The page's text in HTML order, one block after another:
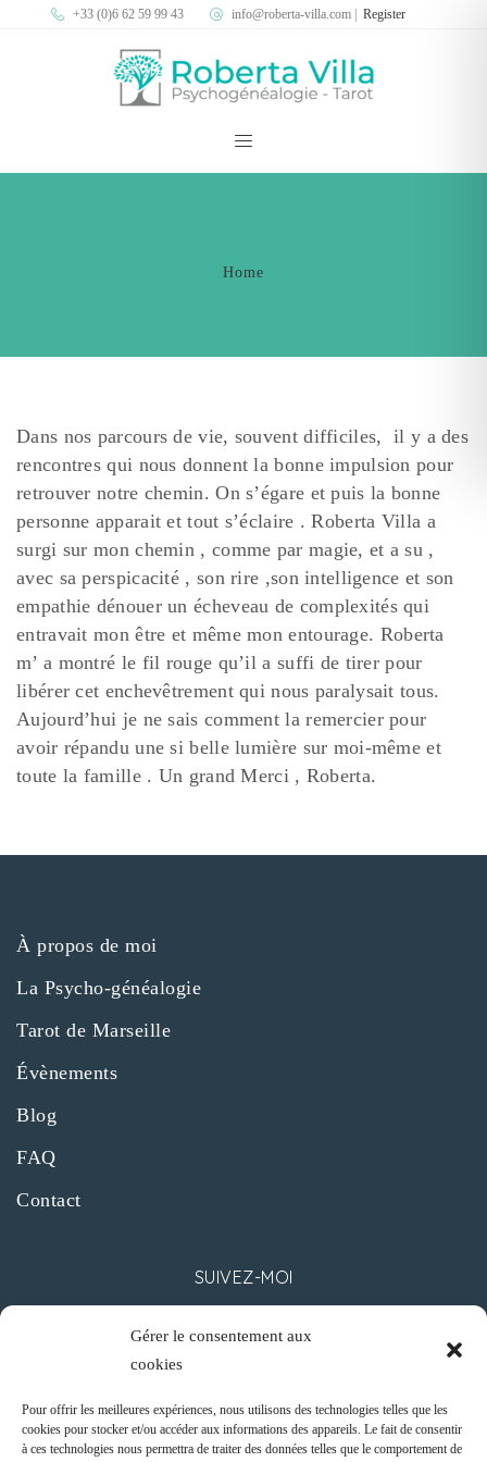
Gérer le consentement aux
cookies
Pour offrir les meilleures expériences, nous utilisons des technologies telles que les
cookies pour stocker et/ou accéder aux informations des appareils. Le fait de consentir
à ces technologies nous permettra de traiter des données telles que le comportement de
+33 (0)6 62 59 99 43 info@roberta-villa.com| Register
Home
Dans nos parcours de vie, souvent difficiles, il y a des
rencontres qui nous donnent la bonne impulsion pour
retrouver notre chemin. On s’égare et puis la bonne
personne apparait et tout s’éclaire . Roberta Villa a
surgi sur mon chemin , comme par magie, et a su ,
avec sa perspicacité , son rire ,son intelligence et son
empathie dénouer un écheveau de complexités qui
entravait mon être et même mon entourage. Roberta
m’ a montré le fil rouge qu’il a suffi de tirer pour
libérer cet enchevêtrement qui nous paralysait tous.
Aujourd’hui je ne sais comment la remercier pour
avoir répandu une si belle lumière sur moi-même et
toute la famille . Un grand Merci , Roberta.
À propos de moi
La Psycho-généalogie
Tarot de Marseille
Évènements
Blog
FAQ
Contact
SUIVEZ-MOI
CONTACT